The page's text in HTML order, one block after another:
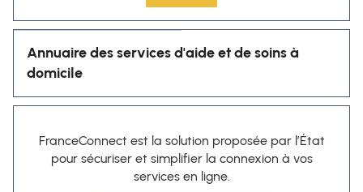
Annuaire des services d'aide et de soins à
domicile
FranceConnect est la solution proposée par l’État
pour sécuriser et simplifier la connexion à vos
services en ligne.